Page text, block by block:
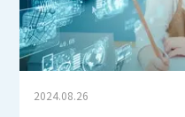
2024.08.26